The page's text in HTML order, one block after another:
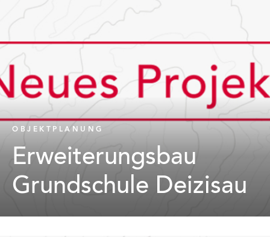
OBJEKTPLANUNG
Erweiterungsbau
Grundschule Deizisau